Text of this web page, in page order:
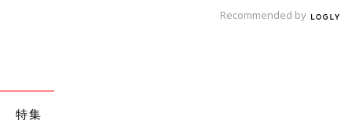
Recommended by
特集